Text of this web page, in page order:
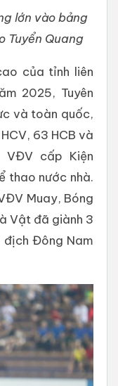
lớn vào bảng
Tuyển Quang
của tỉnh liên
2025, Tuyên
và toàn quốc,
63 HCB và
VĐV cấp Kiện
thao nước nhà.
Muay, Bóng
Vật đã giành 3
Đông Nam